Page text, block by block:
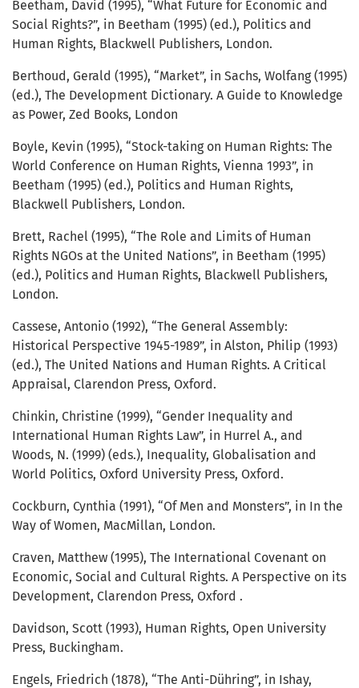
Beetham, David (1995), “What Future for Economic and
Social Rights?”, in Beetham (1995) (ed.), Politics and
Human Rights, Blackwell Publishers, London.
Berthoud, Gerald (1995), “Market”, in Sachs, Wolfang (1995)
(ed.), The Development Dictionary. A Guide to Knowledge
as Power, Zed Books, London
Boyle, Kevin (1995), “Stock-taking on Human Rights: The
World Conference on Human Rights, Vienna 1993”, in
Beetham (1995) (ed.), Politics and Human Rights,
Blackwell Publishers, London.
Brett, Rachel (1995), “The Role and Limits of Human
Rights NGOs at the United Nations”, in Beetham (1995)
(ed.), Politics and Human Rights, Blackwell Publishers,
London.
Cassese, Antonio (1992), “The General Assembly:
Historical Perspective 1945-1989”, in Alston, Philip (1993)
(ed.), The United Nations and Human Rights. A Critical
Appraisal, Clarendon Press, Oxford.
Chinkin, Christine (1999), “Gender Inequality and
International Human Rights Law”, in Hurrel A., and
Woods, N. (1999) (eds.), Inequality, Globalisation and
World Politics, Oxford University Press, Oxford.
Cockburn, Cynthia (1991), “Of Men and Monsters”, in In the
Way of Women, MacMillan, London.
Craven, Matthew (1995), The International Covenant on
Economic, Social and Cultural Rights. A Perspective on its
Development, Clarendon Press, Oxford .
Davidson, Scott (1993), Human Rights, Open University
Press, Buckingham.
Engels, Friedrich (1878), “The Anti-Dühring”, in Ishay,